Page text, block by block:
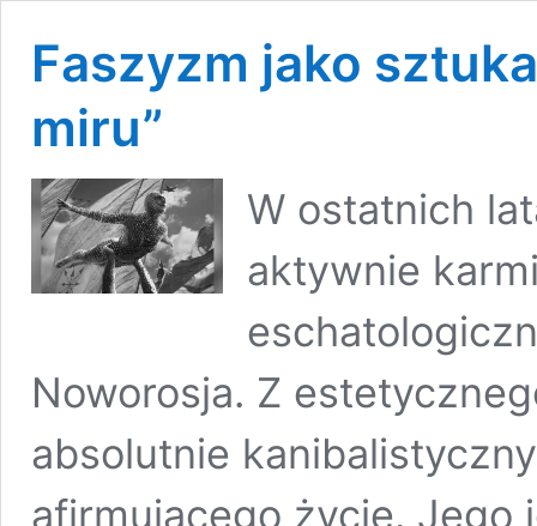
Faszyzm jako
miru”
W ostatnich
aktywnie
Noworosja. Z
absolutnie
afirmującego życie. Jego